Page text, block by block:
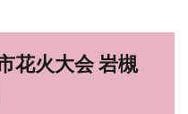
花火大会 岩槻